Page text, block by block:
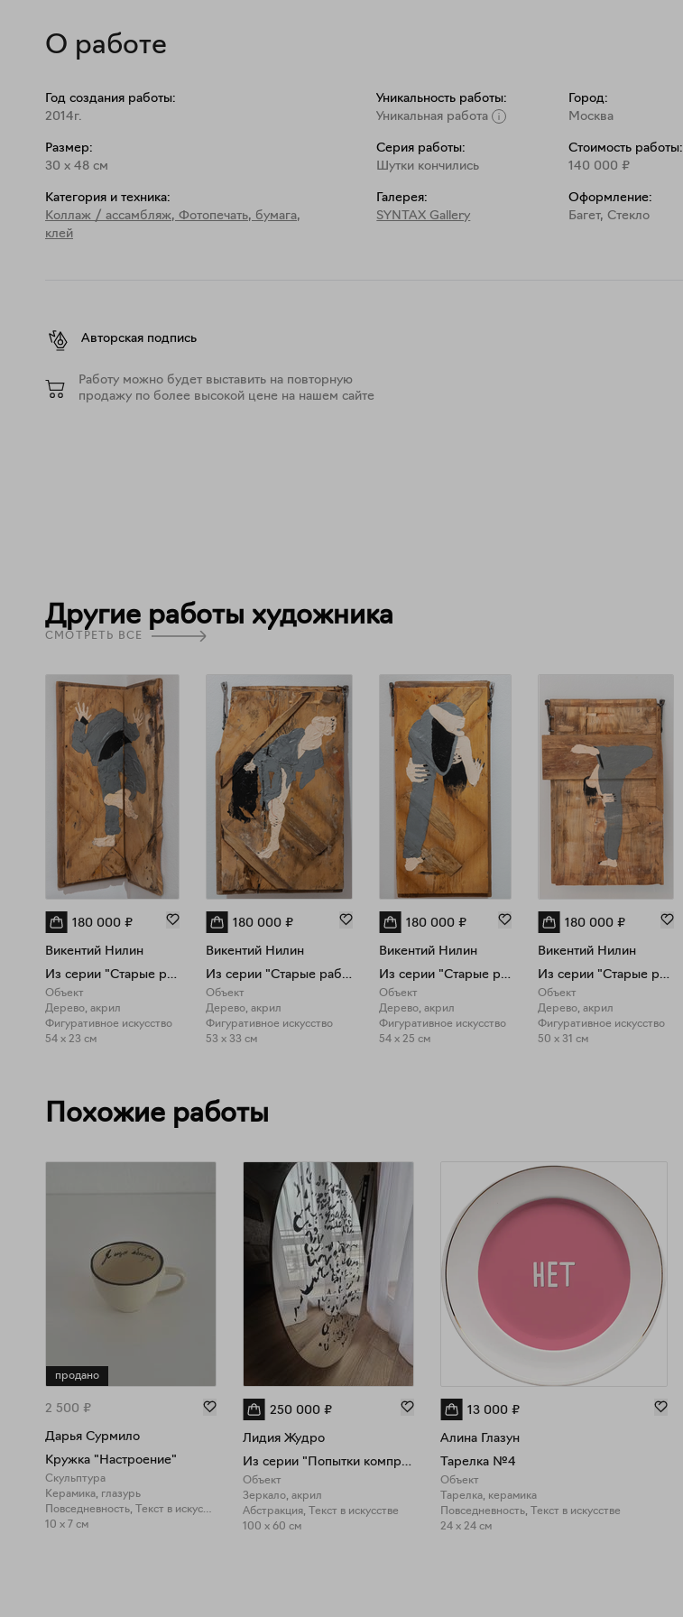
О работе
Год создания работы:
2014г.
Размер:
30 x 48 см
Категория и техника:
Коллаж / ассамбляж, Фотопечать, бумага,
клей
Уникальность работы:
Уникальная работа
Серия работы:
Шутки кончились
Галерея:
SYNTAX Gallery
Город:
Москва
Стоимость работы:
140 000 ₽
Оформление:
Багет, Стекло
Авторская подпись
Работу можно будет выставить на повторную
продажу по более высокой цене на нашем сайте
Другие работы художника
СМОТРЕТЬ ВСЕ
180 000 ₽
Викентий Нилин
Из серии "Старые работы"
Объект
Дерево, акрил
Фигуративное искусство
54 x 23 см
180 000 ₽
Викентий Нилин
Из серии "Старые работы"
Объект
Дерево, акрил
Фигуративное искусство
53 x 33 см
180 000 ₽
Викентий Нилин
Из серии "Старые работы"
Объект
Дерево, акрил
Фигуративное искусство
54 x 25 см
180 000 ₽
Викентий Нилин
Из серии "Старые работы"
Объект
Дерево, акрил
Фигуративное искусство
50 x 31 см
Похожие работы
продано
2 500 ₽
Дарья Сурмило
Кружка "Настроение"
Скульптура
Керамика, глазурь
Повседневность, Текст в искусстве
10 x 7 см
250 000 ₽
Лидия Жудро
Из серии "Попытки компромисса"
Объект
Зеркало, акрил
Абстракция, Текст в искусстве
100 x 60 см
13 000 ₽
Алина Глазун
Тарелка №4
Объект
Тарелка, керамика
Повседневность, Текст в искусстве
24 x 24 см